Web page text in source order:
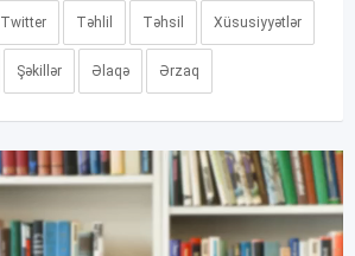
Twitter Təhlil Təhsil Xüsusiyyətlər
Şəkillər Əlaqə Ərzaq